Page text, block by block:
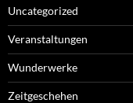
Uncategorized
Veranstaltungen
Wunderwerke
Zeitgeschehen